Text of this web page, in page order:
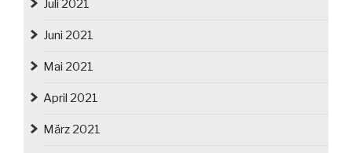
Juli 2021
Juni 2021
Mai 2021
April 2021
März 2021